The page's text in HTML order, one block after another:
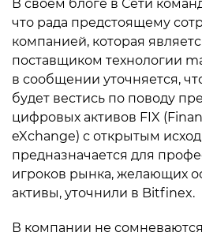
В своём блоге в Сети
что рада предстоящему
компанией, которая
поставщиком технологии
в сообщении уточняется,
будет вестись по поводу
цифровых активов FIX
eXchange) с открытым
предназначается для
игроков рынка, желающих
активы, уточнили в Bitfinex.
В компании не